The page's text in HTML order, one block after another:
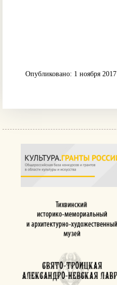
Опубликовано: 1 ноября 2017